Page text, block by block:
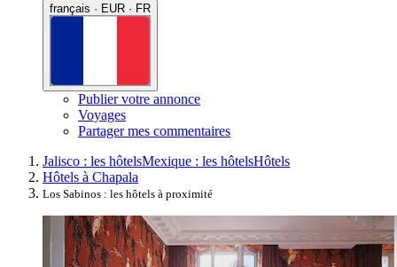
français · EUR · FR
Publier votre annonce
Voyages
Partager mes commentaires
Jalisco : les hôtelsMexique : les hôtelsHôtels
Hôtels à Chapala
Los Sabinos : les hôtels à proximité